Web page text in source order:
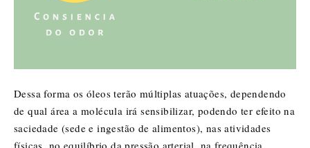
Dessa forma os óleos terão múltiplas atuações, dependendo
de qual área a molécula irá sensibilizar, podendo ter efeito na
saciedade (sede e ingestão de alimentos), nas atividades
físicas, no equilíbrio da pressão arterial, na frequência